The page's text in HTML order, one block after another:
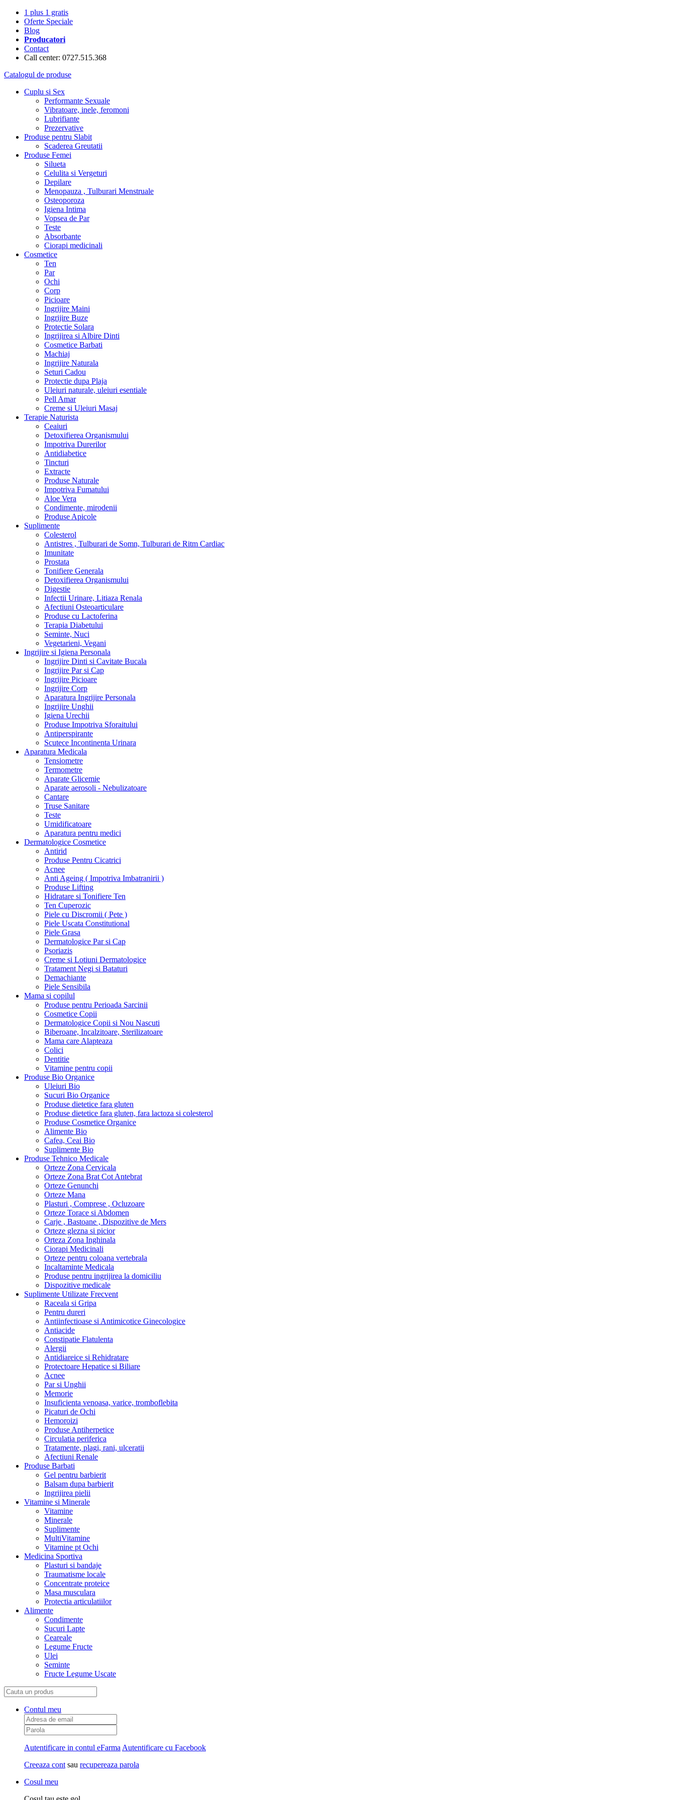
1 plus 1 gratis
Oferte Speciale
Blog
Producatori
Contact
Call center: 0727.515.368
Catalogul de produse
Cuplu si Sex
Performante Sexuale
Vibratoare, inele, feromoni
Lubrifiante
Prezervative
Produse pentru Slabit
Scaderea Greutatii
Produse Femei
Silueta
Celulita si Vergeturi
Depilare
Menopauza , Tulburari Menstruale
Osteoporoza
Igiena Intima
Vopsea de Par
Teste
Absorbante
Ciorapi medicinali
Cosmetice
Ten
Par
Ochi
Corp
Picioare
Ingrijire Maini
Ingrijire Buze
Protectie Solara
Ingrijirea si Albire Dinti
Cosmetice Barbati
Machiaj
Ingrijire Naturala
Seturi Cadou
Protectie dupa Plaja
Uleiuri naturale, uleiuri esentiale
Pell Amar
Creme si Uleiuri Masaj
Terapie Naturista
Ceaiuri
Detoxifierea Organismului
Impotriva Durerilor
Antidiabetice
Tincturi
Extracte
Produse Naturale
Impotriva Fumatului
Aloe Vera
Condimente, mirodenii
Produse Apicole
Suplimente
Colesterol
Antistres , Tulburari de Somn, Tulburari de Ritm Cardiac
Imunitate
Prostata
Tonifiere Generala
Detoxifierea Organismului
Digestie
Infectii Urinare, Litiaza Renala
Afectiuni Osteoarticulare
Produse cu Lactoferina
Terapia Diabetului
Seminte, Nuci
Vegetarieni, Vegani
Ingrijire si Igiena Personala
Ingrijire Dinti si Cavitate Bucala
Ingrijire Par si Cap
Ingrijire Picioare
Ingrijire Corp
Aparatura Ingrijire Personala
Ingrijire Unghii
Igiena Urechii
Produse Impotriva Sforaitului
Antiperspirante
Scutece Incontinenta Urinara
Aparatura Medicala
Tensiometre
Termometre
Aparate Glicemie
Aparate aerosoli - Nebulizatoare
Cantare
Truse Sanitare
Teste
Umidificatoare
Aparatura pentru medici
Dermatologice Cosmetice
Antirid
Produse Pentru Cicatrici
Acnee
Anti Ageing ( Impotriva Imbatranirii )
Produse Lifting
Hidratare si Tonifiere Ten
Ten Cuperozic
Piele cu Discromii ( Pete )
Piele Uscata Constitutional
Piele Grasa
Dermatologice Par si Cap
Psoriazis
Creme si Lotiuni Dermatologice
Tratament Negi si Bataturi
Demachiante
Piele Sensibila
Mama si copilul
Produse pentru Perioada Sarcinii
Cosmetice Copii
Dermatologice Copii si Nou Nascuti
Biberoane, Incalzitoare, Sterilizatoare
Mama care Alapteaza
Colici
Dentitie
Vitamine pentru copii
Produse Bio Organice
Uleiuri Bio
Sucuri Bio Organice
Produse dietetice fara gluten
Produse dietetice fara gluten, fara lactoza si colesterol
Produse Cosmetice Organice
Alimente Bio
Cafea, Ceai Bio
Suplimente Bio
Produse Tehnico Medicale
Orteze Zona Cervicala
Orteze Zona Brat Cot Antebrat
Orteze Genunchi
Orteze Mana
Plasturi , Comprese , Ocluzoare
Orteze Torace si Abdomen
Carje , Bastoane , Dispozitive de Mers
Orteze glezna si picior
Orteza Zona Inghinala
Ciorapi Medicinali
Orteze pentru coloana vertebrala
Incaltaminte Medicala
Produse pentru ingrijirea la domiciliu
Dispozitive medicale
Suplimente Utilizate Frecvent
Raceala si Gripa
Pentru dureri
Antiinfectioase si Antimicotice Ginecologice
Antiacide
Constipatie Flatulenta
Alergii
Antidiareice si Rehidratare
Protectoare Hepatice si Biliare
Acnee
Par si Unghii
Memorie
Insuficienta venoasa, varice, tromboflebita
Picaturi de Ochi
Hemoroizi
Produse Antiherpetice
Circulatia periferica
Tratamente, plagi, rani, ulceratii
Afectiuni Renale
Produse Barbati
Gel pentru barbierit
Balsam dupa barbierit
Ingrijirea pielii
Vitamine si Minerale
Vitamine
Minerale
Suplimente
MultiVitamine
Vitamine pt Ochi
Medicina Sportiva
Plasturi si bandaje
Traumatisme locale
Concentrate proteice
Masa musculara
Protectia articulatiilor
Alimente
Condimente
Sucuri Lapte
Ceareale
Legume Fructe
Ulei
Seminte
Fructe Legume Uscate
Contul meu
Autentificare in contul eFarma Autentificare cu Facebook
Creeaza cont sau recupereaza parola
Cosul meu